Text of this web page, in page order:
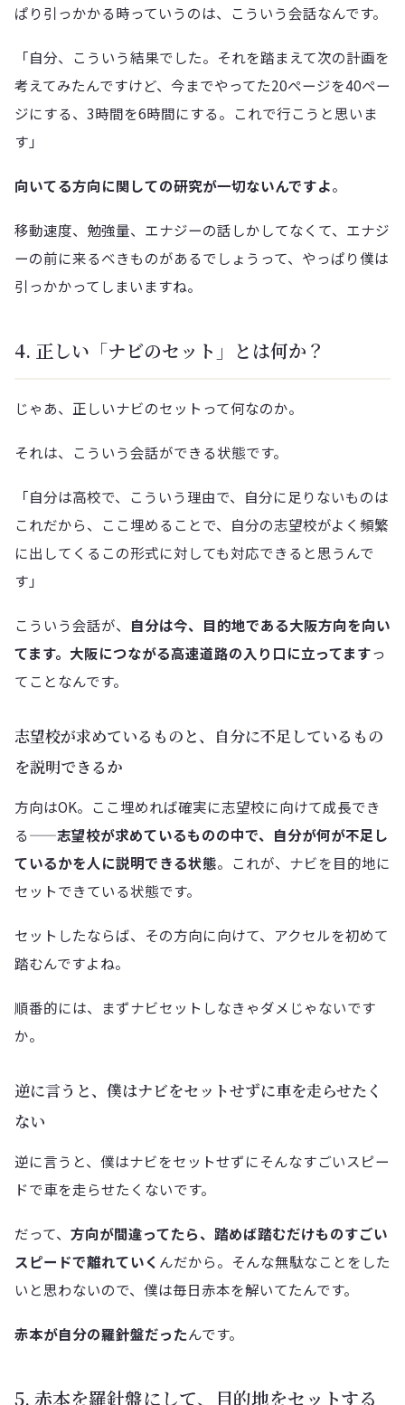
ぱり引っかかる時っていうのは、こういう会話なんです。
「自分、こういう結果でした。それを踏まえて次の計画を
考えてみたんですけど、今までやってた20ページを40ペー
ジにする、3時間を6時間にする。これで行こうと思いま
す」
向いてる方向に関しての研究が一切ないんですよ。
移動速度、勉強量、エナジーの話しかしてなくて、エナジ
ーの前に来るべきものがあるでしょうって、やっぱり僕は
引っかかってしまいますね。
4. 正しい「ナビのセット」とは何か？
じゃあ、正しいナビのセットって何なのか。
それは、こういう会話ができる状態です。
「自分は高校で、こういう理由で、自分に足りないものは
これだから、ここ埋めることで、自分の志望校がよく頻繁
に出してくるこの形式に対しても対応できると思うんで
す」
こういう会話が、 自分は今、目的地である大阪方向を向い
てます。大阪につながる高速道路の入り口に立ってますっ
てことなんです。
志望校が求めているものと、自分に不足しているもの
を説明できるか
方向はOK。ここ埋めれば確実に志望校に向けて成長でき
る——志望校が求めているものの中で、自分が何が不足し
ているかを人に説明できる状態。これが、ナビを目的地に
セットできている状態です。
セットしたならば、その方向に向けて、アクセルを初めて
踏むんですよね。
順番的には、まずナビセットしなきゃダメじゃないです
か。
逆に言うと、僕はナビをセットせずに車を走らせたく
ない
逆に言うと、僕はナビをセットせずにそんなすごいスピー
ドで車を走らせたくないです。
だって、 方向が間違ってたら、踏めば踏むだけものすごい
スピードで離れていく んだから。そんな無駄なことをした
いと思わないので、僕は毎日赤本を解いてたんです。
赤本が自分の羅針盤だったんです。
5. 赤本を羅針盤にして、目的地をセットする